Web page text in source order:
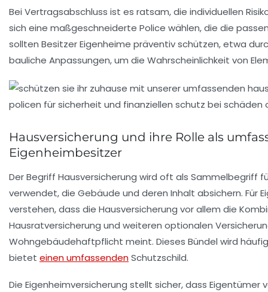
Bei Vertragsabschluss ist es ratsam, die individuellen
sich eine maßgeschneiderte Police wählen, die die
sollten Besitzer Eigenheime präventiv schützen, etwa
bauliche Anpassungen, um die Wahrscheinlichkeit von
Hausversicherung und ihre Rolle als
Eigenheimbesitzer
Der Begriff Hausversicherung wird oft als Sammelbegriff
verwendet, die Gebäude und deren Inhalt absichern. Für
verstehen, dass die Hausversicherung vor allem die
Hausratversicherung und weiteren optionalen
Wohngebäudehaftpflicht meint. Dieses Bündel wird
bietet einen umfassendenSchutzschild.
Die Eigenheimversicherung stellt sicher, dass